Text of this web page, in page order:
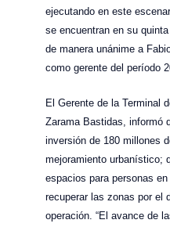
ejecutando en este
se encuentran en su
de manera unánime a
como gerente del período
El Gerente de la Terminal
Zarama Bastidas, informó
inversión de 180 millones
mejoramiento urbanístico;
espacios para personas
recuperar las zonas por el
operación. “El avance de